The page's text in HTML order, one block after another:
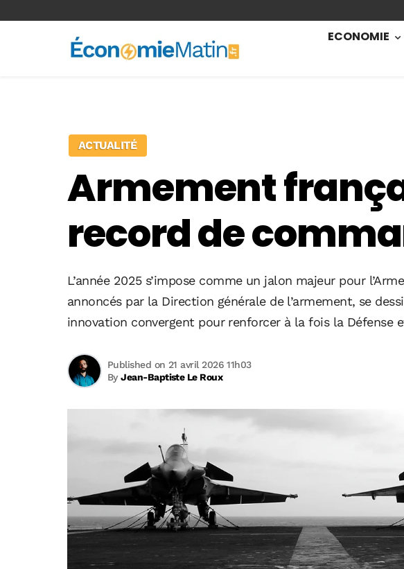
ECONOMIE
ACTUALITÉ
Armement
record de
L’année 2025 s’impose comme un jalon majeur pour
annoncés par la Direction générale de l’armement, se
innovation convergent pour renforcer à la fois la
ByJean-Baptiste Le Roux
Published on 21 avril 2026 11h03